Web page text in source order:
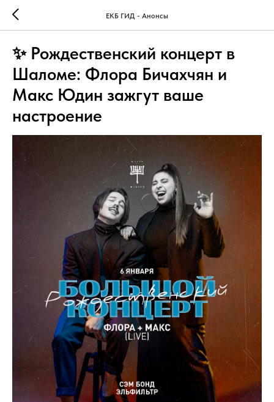
ЕКБ ГИД - Анонсы
✨ Рождественский концерт в
Шаломе: Флора Бичахчян и
Макс Юдин зажгут ваше
настроение